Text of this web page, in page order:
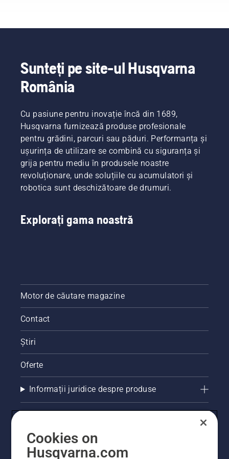
și al
îngrijirii
parcurilor.
Aceștia
echipa
H. Și
mai
exigenți
dintre
utilizatorii
noștri.
Sunteți pe site-ul Husqvarna
România
Cu pasiune pentru inovație încă din 1689,
Husqvarna furnizează produse profesionale
pentru grădini, parcuri sau păduri. Performanța și
ușurința de utilizare se combină cu siguranța și
grija pentru mediu în produsele noastre
revoluționare, unde soluțiile cu acumulatori și
robotica sunt deschizătoare de drumuri.
Explorați gama noastră
Motor de căutare magazine
Contact
Știri
Oferte
Informații juridice despre produse
Cookies on
Husqvarna.com